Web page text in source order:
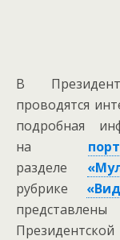
В
проводятся
подробная
на
разделе
рубрике